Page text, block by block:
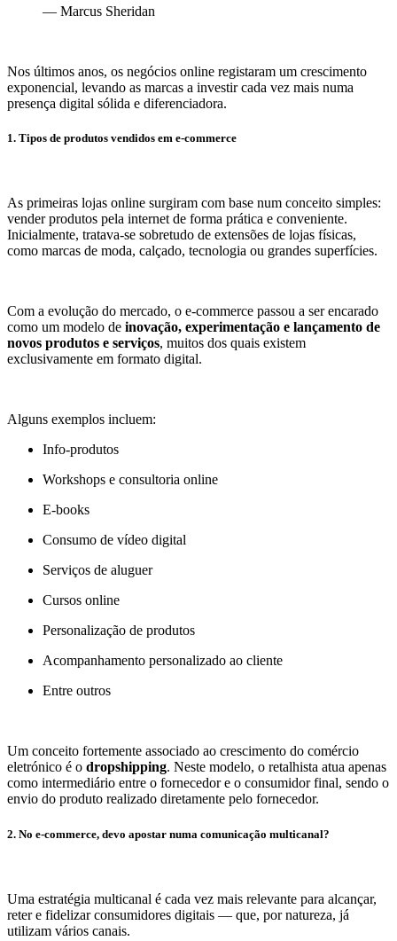
— Marcus Sheridan
Nos últimos anos, os negócios online registaram um crescimento
exponencial, levando as marcas a investir cada vez mais numa
presença digital sólida e diferenciadora.
1. Tipos de produtos vendidos em e-commerce
As primeiras lojas online surgiram com base num conceito simples:
vender produtos pela internet de forma prática e conveniente.
Inicialmente, tratava-se sobretudo de extensões de lojas físicas,
como marcas de moda, calçado, tecnologia ou grandes superfícies.
Com a evolução do mercado, o e-commerce passou a ser encarado
como um modelo de inovação, experimentação e lançamento de
novos produtos e serviços, muitos dos quais existem
exclusivamente em formato digital.
Alguns exemplos incluem:
Info-produtos
Workshops e consultoria online
E-books
Consumo de vídeo digital
Serviços de aluguer
Cursos online
Personalização de produtos
Acompanhamento personalizado ao cliente
Entre outros
Um conceito fortemente associado ao crescimento do comércio
eletrónico é o dropshipping. Neste modelo, o retalhista atua apenas
como intermediário entre o fornecedor e o consumidor final, sendo o
envio do produto realizado diretamente pelo fornecedor.
2. No e-commerce, devo apostar numa comunicação multicanal?
Uma estratégia multicanal é cada vez mais relevante para alcançar,
reter e fidelizar consumidores digitais — que, por natureza, já
utilizam vários canais.